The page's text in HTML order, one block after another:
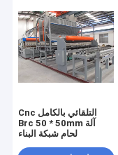
Cnc التلقائي بالكامل
Brc 50 * 50mm آلة
لحام شبكة البناء